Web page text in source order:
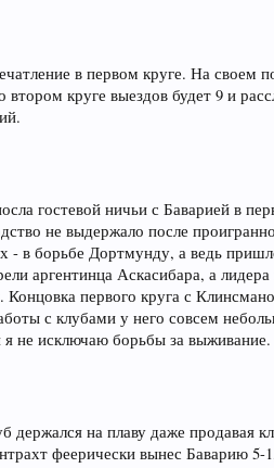
в первом круге. На
круге выездов будет 9 и
гостевой ничьи с Баварией в
не выдержало после
- в борьбе Дортмунду, а ведь
аргентинца Аскасибара, а
первого круга с
с клубами у него совсем
я не исключаю борьбы за выживание.
держался на плаву даже
феерически вынес Баварию 5-